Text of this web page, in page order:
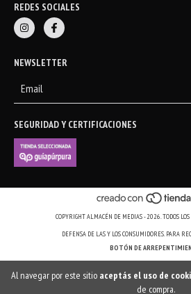
Al navegar por este sitio aceptás el uso de
de compra.
REDES SOCIALES
NEWSLETTER
SEGURIDAD Y CERTIFICACIONES
COPYRIGHT ALMACÉN DE MEDIAS - 2026. TODOS LOS
DEFENSA DE LAS Y LOS CONSUMIDORES. PARA
BOTÓN DE